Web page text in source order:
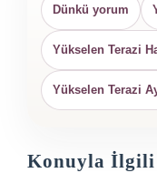
Dünkü yorum
Yükselen Terazi
Yükselen Terazi
Konuyla